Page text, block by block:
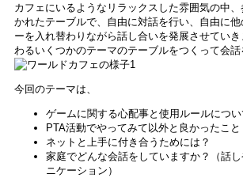
カフェにいるようなリラックスした雰囲気の中
かれたテーブルで、自由に対話を行い、自由に
ーを入れ替わりながら話し合いを発展させてい
わるいくつかのテーマのテーブルをつくって会
今回のテーマは、
ゲームに関する心配事と使用ルールについ
PTA活動でやってみて以外と良かったこと
ネットと上手に付き合うためには？
家庭でどんな会話をしていますか？（話
ニケーション）